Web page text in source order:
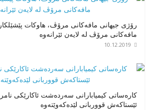
رۆژی جیهانی مافەکانی مرۆڤ، هاوکات
مافەکانی مرۆڤ لە لایەن ئێرانەوە
10.12.2019
کارەساتی کیمیابارانی سەردەشت ئاکارێکی
ئێستاکەش قووربانی لێدەکەوێتەوە